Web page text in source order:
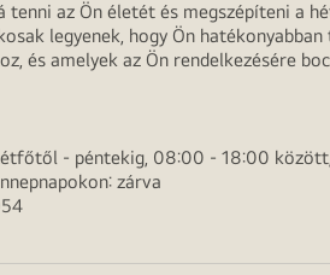
tenni az Ön életét és megszépíteni a
legyenek, hogy Ön
és amelyek az Ön rendelkezésére
- péntekig, 08:00 - 18:00 között,
zárva